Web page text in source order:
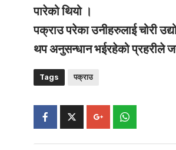
पारेको थियो ।
पक्राउ परेका उनीहरुलाई चोरी
थप अनुसन्धान भईरहेको प्रहरीले
Tags पक्राउ